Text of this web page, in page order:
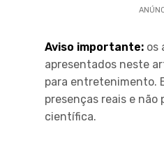
Aviso importante: os
apresentados neste
para entretenimento.
presenças reais e não
científica.